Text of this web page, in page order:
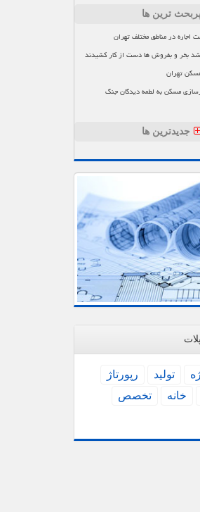
ترین ها
اجاره در مناطق مختلف تهران
بخر و بفروش ها دست از کار کشیدند
تهران
مسکن به لطمه دیدگان جنگ
جدیدترین ها
تولید
رپورتاژ
خانه
تخصص